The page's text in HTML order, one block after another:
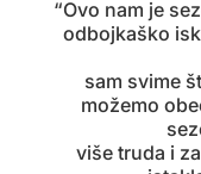
“Ovo nam je
odbojkaško
sam svime
možemo
više truda i